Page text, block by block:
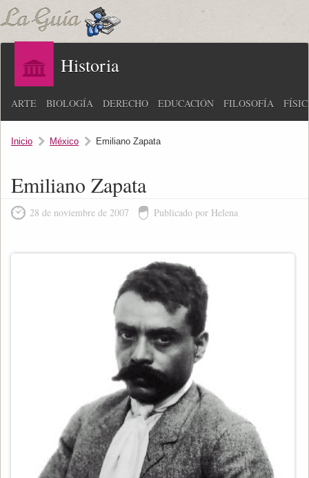
Historia
ARTE BIOLOGÍA DERECHO EDUCACIÓN FILOSOFÍA
Inicio México Emiliano Zapata
Emiliano Zapata
28 de noviembre de 2007 Publicado por Helena